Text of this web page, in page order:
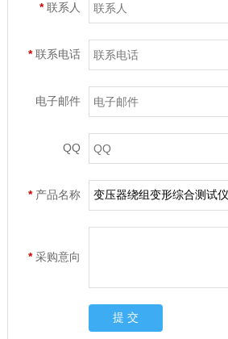
*联系人
*联系电话
电子邮件
QQ
* 产品名称
*采购意向